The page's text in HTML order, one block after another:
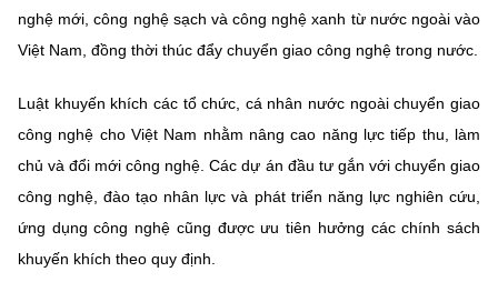
Chọn ngôn ngữ
Vietnamese English
BỘ KHOA HỌC VÀ CÔNG NGHỆ
MINISTRY OF SCIENCE AND TECHNOLOGY
Điều khoản sử dụng Theo dõi MST: Góp ý
nghệ mới, công nghệ sạch và công nghệ xanh từ nước ngoài vào
Việt Nam, đồng thời thúc đẩy chuyển giao công nghệ trong nước.
Luật khuyến khích các tổ chức, cá nhân nước ngoài chuyển giao
công nghệ cho Việt Nam nhằm nâng cao năng lực tiếp thu, làm
chủ và đổi mới công nghệ. Các dự án đầu tư gắn với chuyển giao
công nghệ, đào tạo nhân lực và phát triển năng lực nghiên cứu,
ứng dụng công nghệ cũng được ưu tiên hưởng các chính sách
khuyến khích theo quy định.